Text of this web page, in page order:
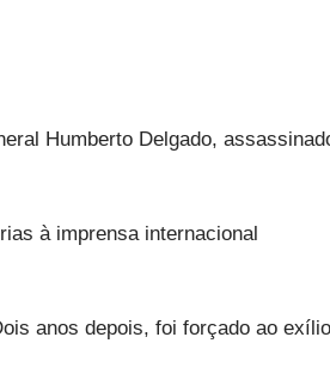
Humberto Delgado,
à imprensa internacional
anos depois, foi forçado ao exílio